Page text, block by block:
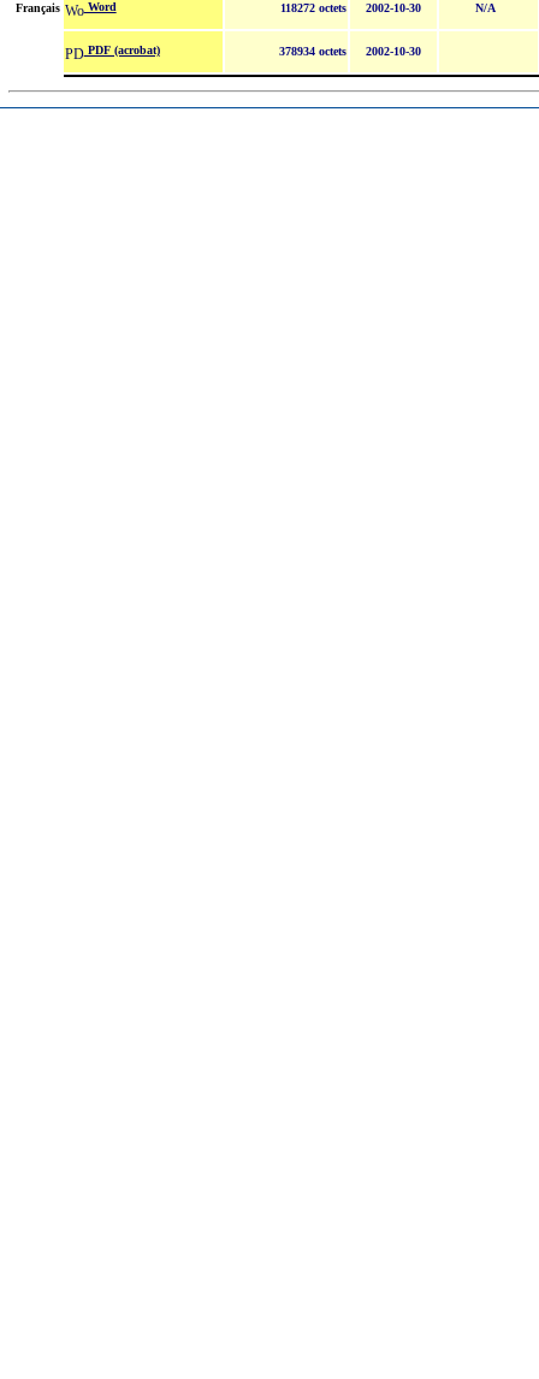
Français Word 118272 octets 2002-10-30 N/A
PDF (acrobat) 378934 octets 2002-10-30